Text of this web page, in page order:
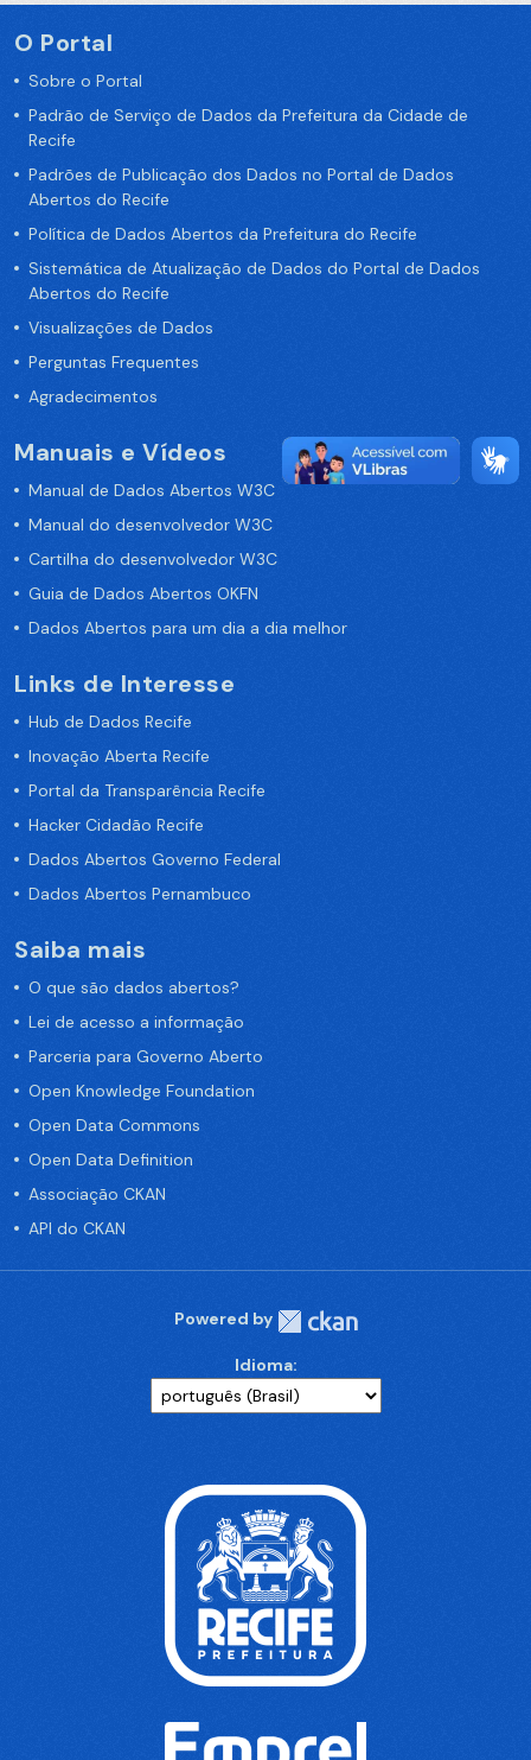
O Portal
Sobre o Portal
Padrão de Serviço de Dados da Prefeitura da Cidade de
Recife
Padrões de Publicação dos Dados no Portal de Dados
Abertos do Recife
Política de Dados Abertos da Prefeitura do Recife
Sistemática de Atualização de Dados do Portal de Dados
Abertos do Recife
Visualizações de Dados
Perguntas Frequentes
Agradecimentos
Manuais e Vídeos
Manual de Dados Abertos W3C
Manual do desenvolvedor W3C
Cartilha do desenvolvedor W3C
Guia de Dados Abertos OKFN
Dados Abertos para um dia a dia melhor
Links de Interesse
Hub de Dados Recife
Inovação Aberta Recife
Portal da Transparência Recife
Hacker Cidadão Recife
Dados Abertos Governo Federal
Dados Abertos Pernambuco
Saiba mais
O que são dados abertos?
Lei de acesso a informação
Parceria para Governo Aberto
Open Knowledge Foundation
Open Data Commons
Open Data Definition
Associação CKAN
API do CKAN
Powered by
Idioma